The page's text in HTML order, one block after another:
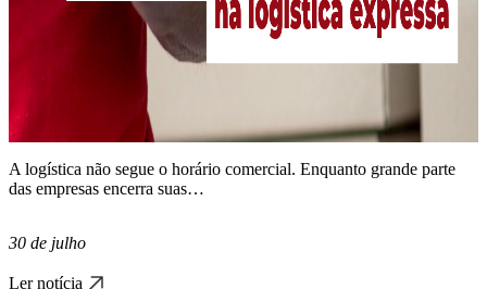
A logística não segue o horário comercial. Enquanto grande parte
das empresas encerra suas…
30 de julho
Ler notícia